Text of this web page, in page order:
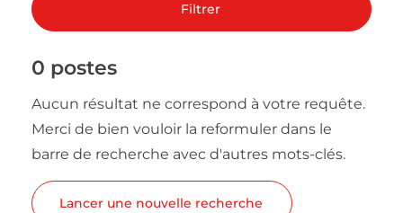
Filtrer
0 postes
Aucun résultat ne correspond à votre requête.
Merci de bien vouloir la reformuler dans le
barre de recherche avec d'autres mots-clés.
Lancer une nouvelle recherche